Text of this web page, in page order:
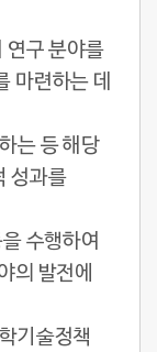
연구 분야를
마련하는 데
는 등 해당
성과를
수행하여
의 발전에
기술정책